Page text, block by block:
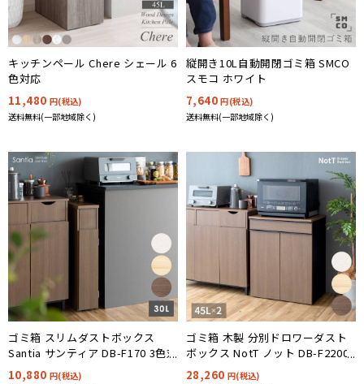
キッチンペール Chere シェール 6
色対応
11,480 円(税込)
送料無料(一部地域除く)
縦開き10L自動開閉ゴミ箱 SMCO
スモコ ホワイト
7,640円(税込)
送料無料(一部地域除く)
ゴミ箱 スリムダストボックス
Santia サンティア DB-F170 3色対
応
10,880 円(税込)
ゴミ箱 木製 分別ドロワーダスト
ボックス NotT ノット DB-F2200
3色対応
28,260 円(税込)